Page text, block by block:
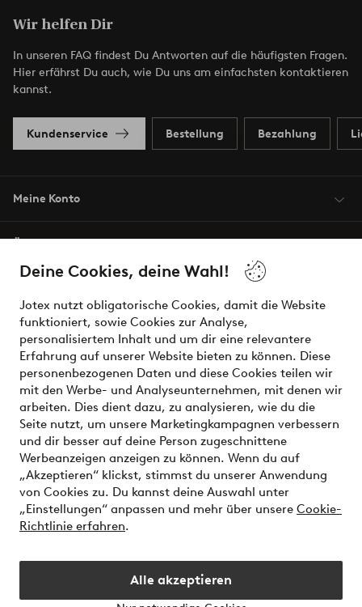
Deine Cookies, deine Wahl!
Jotex nutzt obligatorische Cookies, damit die Website
funktioniert, sowie Cookies zur Analyse,
personalisiertem Inhalt und um dir eine relevantere
Erfahrung auf unserer Website bieten zu können. Diese
personenbezogenen Daten und diese Cookies teilen wir
mit den Werbe- und Analyseunternehmen, mit denen wir
arbeiten. Dies dient dazu, zu analysieren, wie du die
Seite nutzt, um unsere Marketingkampagnen verbessern
und dir besser auf deine Person zugeschnittene
Werbeanzeigen anzeigen zu können. Wenn du auf
„Akzeptieren“ klickst, stimmst du unserer Anwendung
von Cookies zu. Du kannst deine Auswahl unter
„Einstellungen“ anpassen und mehr über unsere Cookie-
Richtlinie erfahren.
Alle akzeptieren
Wir helfen Dir
In unseren FAQ findest Du Antworten auf die häufigsten Fragen.
Hier erfährst Du auch, wie Du uns am einfachsten kontaktieren
kannst.
Kundenservice Bestellung Bezahlung
Meine Konto
Bedingungen
Sichere Zahlungen - Jetzt bezahlen oder aufteilen
Möchtest du mehr über unsere
Zahlungsmöglichkeitenerfahren?